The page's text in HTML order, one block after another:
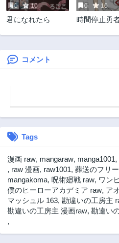
第21話
3年前 3
第19話
第17話
第11話
第9話
3年前
第7話
3年前
第5話
0 10
君になれたら
0 10
時間停止勇
ぎる―
コメント
Tags
漫画 raw, mangaraw, manga1001,
, raw 漫画, raw1001, 葬送のフリ
mangakoma, 呪術廻戦 raw, ワン
僕のヒーローアカデミア raw, ア
マッシュル 163, 勘違いの工房主
勘違いの工房主 漫画raw, 勘違い
,